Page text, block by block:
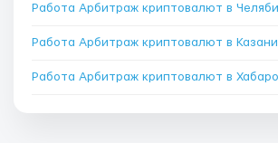
Работа Арбитраж криптовалют в
Работа Арбитраж криптовалют в Казани
Работа Арбитраж криптовалют в